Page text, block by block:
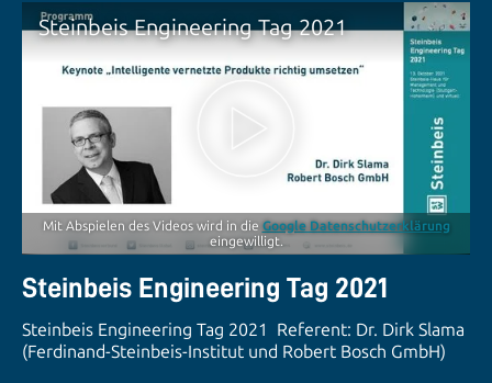
Steinbeis Engineering Tag 2021
Mit Abspielen des Videos wird in die Google Datenschutzerklärung
eingewilligt.
Steinbeis Engineering Tag 2021
Steinbeis Engineering Tag 2021 Referent: Dr. Dirk Slama
(Ferdinand-Steinbeis-Institut und Robert Bosch GmbH)